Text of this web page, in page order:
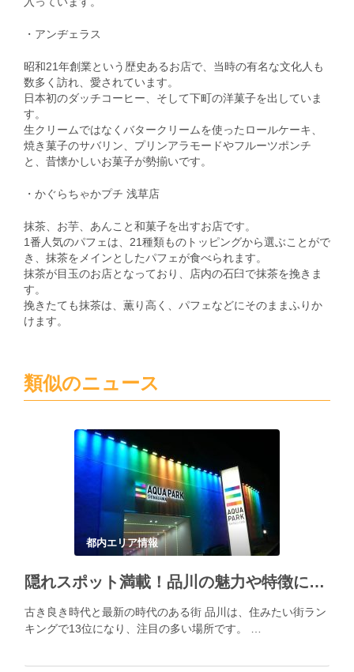
・アンヂェラス
昭和21年創業という歴史あるお店で、当時の有名な文化人も
数多く訪れ、愛されています。
日本初のダッチコーヒー、そして下町の洋菓子を出していま
す。
生クリームではなくバタークリームを使ったロールケーキ、
焼き菓子のサバリン、プリンアラモードやフルーツポンチ
と、昔懐かしいお菓子が勢揃いです。
・かぐらちゃかプチ 浅草店
抹茶、お芋、あんこと和菓子を出すお店です。
1番人気のパフェは、21種類ものトッピングから選ぶことがで
き、抹茶をメインとしたパフェが食べられます。
抹茶が目玉のお店となっており、店内の石臼で抹茶を挽きま
す。
挽きたても抹茶は、薫り高く、パフェなどにそのままふりか
けます。
類似のニュース
都内エリア情報
隠れスポット満載！品川の魅力や特徴について解説！
古き良き時代と最新の時代のある街 品川は、住みたい街ラン
キングで13位になり、注目の多い場所です。 …